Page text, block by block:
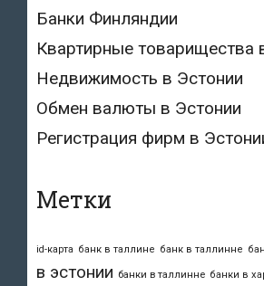
Банки Финляндии
Квартирные товарищества
Недвижимость в Эстонии
Обмен валюты в Эстонии
Регистрация фирм в
Метки
id-карта банк в таллине банк в таллинне
в эстонии банки в таллинне банки в